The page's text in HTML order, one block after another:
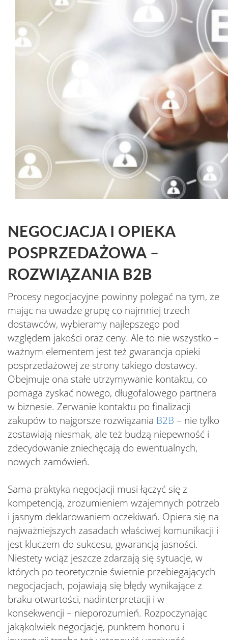
NEGOCJACJA I OPIEKA
POSPRZEDAŻOWA –
ROZWIĄZANIA B2B
Procesy negocjacyjne powinny polegać na tym, że
mając na uwadze grupę co najmniej trzech
dostawców, wybieramy najlepszego pod
względem jakości oraz ceny. Ale to nie wszystko –
ważnym elementem jest też gwarancja opieki
posprzedażowej ze strony takiego dostawcy.
Obejmuje ona stałe utrzymywanie kontaktu, co
pomaga zyskać nowego, długofalowego partnera
w biznesie. Zerwanie kontaktu po finalizacji
zakupów to najgorsze rozwiązania B2B – nie tylko
zostawiają niesmak, ale też budzą niepewność i
zdecydowanie zniechęcają do ewentualnych,
nowych zamówień.
Sama praktyka negocjacji musi łączyć się z
kompetencją, zrozumieniem wzajemnych potrzeb
i jasnym deklarowaniem oczekiwań. Opiera się na
najważniejszych zasadach właściwej komunikacji i
jest kluczem do sukcesu, gwarancją jasności.
Niestety wciąż jeszcze zdarzają się sytuacje, w
których po teoretycznie świetnie przebiegających
negocjacjach, pojawiają się błędy wynikające z
braku otwartości, nadinterpretacji i w
konsekwencji – nieporozumień. Rozpoczynając
jakąkolwiek negocjację, punktem honoru i